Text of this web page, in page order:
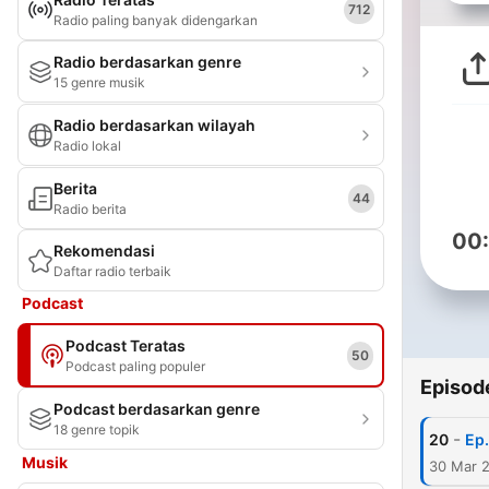
Radio paling banyak didengarkan
712
Radio berdasarkan genre
15 genre musik
Radio berdasarkan wilayah
Radio lokal
Berita
Radio berita
44
Rekomendasi
Daftar radio terbaik
Podcast
Podcast Teratas
Podcast paling populer
50
Podcast berdasarkan genre
18 genre topik
Musik
20 -
30 Mar